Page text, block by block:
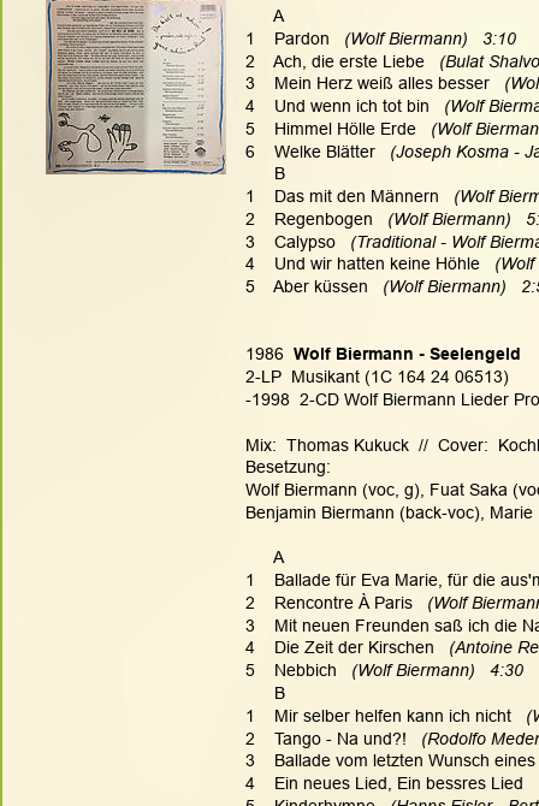
      A
1    Pardon
   (Wolf Biermann)   3:10
2    Ach, die erste Liebe
(Bulat
3    Mein Herz weiß alles besser
4    Und wenn ich tot bin
(Wolf
5    Himmel Hölle Erde
(Wolf
6    Welke Blätter
(Joseph Kosma -
      B
1    Das mit den Männern
(Wolf
2    Regenbogen
(Wolf Biermann)
3    Calypso
(Traditional - Wolf
4    Und wir hatten keine Höhle
5    Aber küssen
(Wolf Biermann)
1986 Wolf Biermann - Seelengeld
2-LP  Musikant (1C 164 24 06513)
-1998  2-CD Wolf Biermann Lieder
Mix:  Thomas Kukuck  //  Cover:
Besetzung:
Wolf Biermann (voc, g), Fuat Saka
Benjamin Biermann (back-voc),
      A
1    Ballade für Eva Marie, für die
2    Rencontre À Paris
(Wolf
3    Mit neuen Freunden saß ich die
4    Die Zeit der Kirschen
(Antoine
5    Nebbich
   (Wolf Biermann)   4:30
      B
1    Mir selber helfen kann ich nicht
2    Tango - Na und?!
(Rodolfo
3    Ballade vom letzten Wunsch
4    Ein neues Lied, Ein bessres Lied